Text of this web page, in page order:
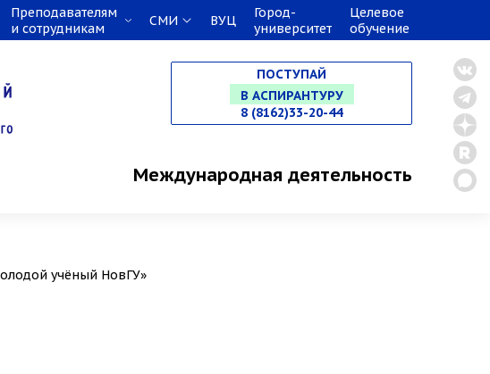
Преподавателям
и сотрудникам
СМИ ВУЦ
Город-
университет
Целевое
обучение
ПОСТУПАЙ
НА СПЕЦИАЛИТЕТ
В МАГИСТРАТУРУ
8 (8162)33-20-44
Международная деятельность
учёный НовГУ»